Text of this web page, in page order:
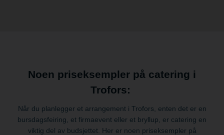
Noen priseksempler på catering i
Trofors:
Når du planlegger et arrangement i Trofors, enten det er en
bursdagsfeiring, et firmaevent eller et bryllup, er catering en
viktig del av budsjettet. Her er noen priseksempler på